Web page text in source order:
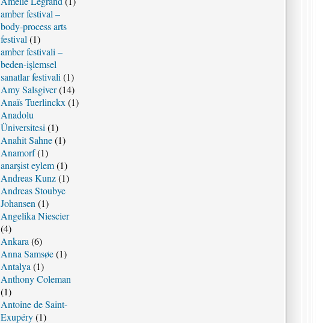
amber festival –
body-process arts
festival (1)
amber festivali –
beden-işlemsel
sanatlar festivali (1)
Amy Salsgiver(14)
Anaïs Tuerlinckx (1)
Anadolu
Üniversitesi (1)
Anahit Sahne(1)
Anamorf(1)
anarşist eylem(1)
Andreas Kunz(1)
Andreas Stoubye
Johansen (1)
Angelika Niescier
(4)
Ankara (6)
Anna Samsøe(1)
Antalya (1)
Anthony Coleman
(1)
Antoine de Saint-
Exupéry(1)